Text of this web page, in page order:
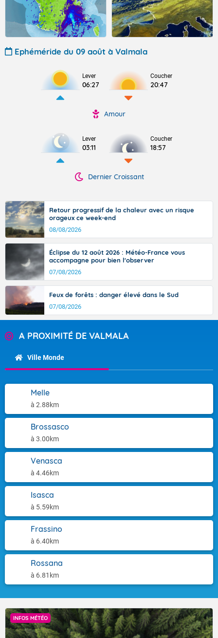
Ephéméride du 09 août à Valmala
Lever
06:27
Coucher
20:47
Amour
Lever
03:11
Coucher
18:57
Dernier Croissant
Retour progressif de la chaleur avec un risque
orageux ce week-end
08/08/2026
Éclipse du 12 août 2026 : Météo-France vous
accompagne pour bien l'observer
07/08/2026
Feux de forêts : danger élevé dans le Sud
07/08/2026
A PROXIMITÉ DE VALMALA
Ville Monde
Melle
à 2.88km
Brossasco
à 3.00km
Venasca
à 4.46km
Isasca
à 5.59km
Frassino
à 6.40km
Rossana
à 6.81km
INFOS MÉTÉO